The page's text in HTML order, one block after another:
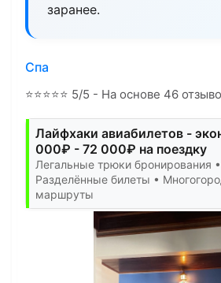
заранее.
Спа
⭐⭐⭐⭐⭐ 5/5 - На основе 46
Лайфхаки авиабилетов -
000₽ - 72 000₽ на поездку
Легальные трюки бронирования •
Разделённые билеты •
маршруты